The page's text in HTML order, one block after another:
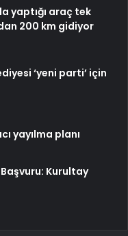
yaptığı araç tek
200 km gidiyor
‘yeni parti’ için
yayılma planı
Başvuru: Kurultay